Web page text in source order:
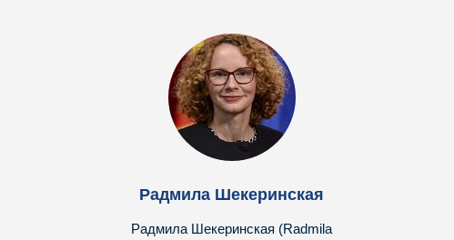
Радмила Шекеринская
Радмила Шекеринская (Radmila